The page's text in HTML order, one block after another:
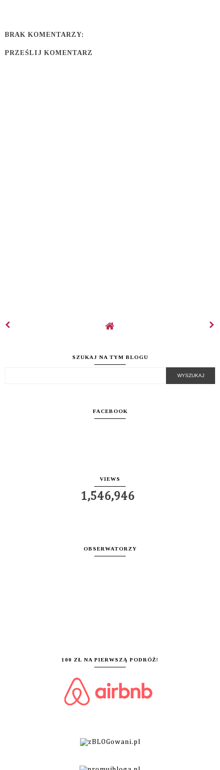
BRAK KOMENTARZY:
PRZEŚLIJ KOMENTARZ
SZUKAJ NA TYM BLOGU
FACEBOOK
VIEWS
1,546,946
OBSERWATORZY
100 ZŁ NA PIERWSZĄ PODRÓŻ!